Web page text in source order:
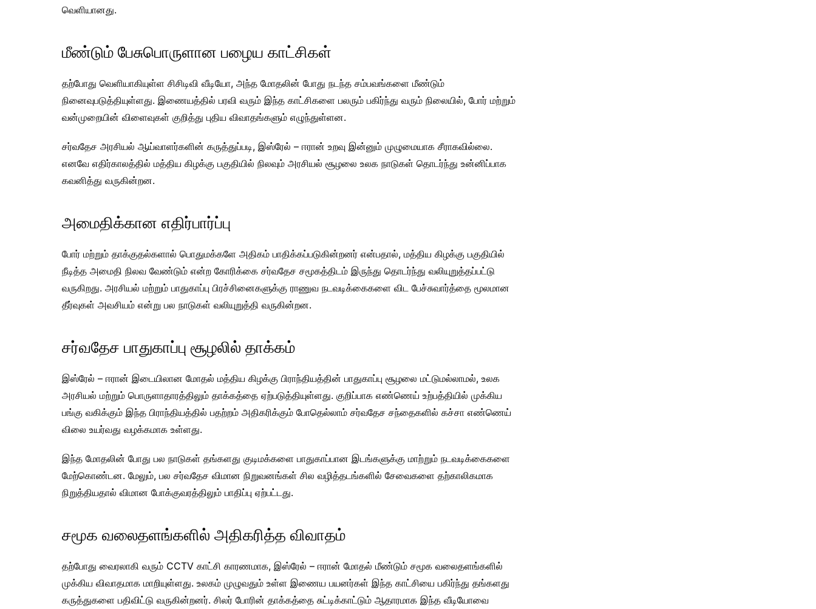
வெளியானது.
மீண்டும் பேசுபொருளான பழைய காட்சிகள்
தற்போது வெளியாகியுள்ள சிசிடிவி வீடியோ, அந்த மோதலின் போது நடந்த சம்பவங்களை மீண்டும்
நினைவுபடுத்தியுள்ளது. இணையத்தில் பரவி வரும் இந்த காட்சிகளை பலரும் பகிர்ந்து வரும் நிலையில், போர் மற்றும்
வன்முறையின் விளைவுகள் குறித்து புதிய விவாதங்களும் எழுந்துள்ளன.
சர்வதேச அரசியல் ஆய்வாளர்களின் கருத்துப்படி, இஸ்ரேல் – ஈரான் உறவு இன்னும் முழுமையாக சீராகவில்லை.
எனவே எதிர்காலத்தில் மத்திய கிழக்கு பகுதியில் நிலவும் அரசியல் சூழலை உலக நாடுகள் தொடர்ந்து உன்னிப்பாக
கவனித்து வருகின்றன.
அமைதிக்கான எதிர்பார்ப்பு
போர் மற்றும் தாக்குதல்களால் பொதுமக்களே அதிகம் பாதிக்கப்படுகின்றனர் என்பதால், மத்திய கிழக்கு பகுதியில்
நீடித்த அமைதி நிலவ வேண்டும் என்ற கோரிக்கை சர்வதேச சமூகத்திடம் இருந்து தொடர்ந்து வலியுறுத்தப்பட்டு
வருகிறது. அரசியல் மற்றும் பாதுகாப்பு பிரச்சினைகளுக்கு ராணுவ நடவடிக்கைகளை விட பேச்சுவார்த்தை மூலமான
தீர்வுகள் அவசியம் என்று பல நாடுகள் வலியுறுத்தி வருகின்றன.
சர்வதேச பாதுகாப்பு சூழலில் தாக்கம்
இஸ்ரேல் – ஈரான் இடையிலான மோதல் மத்திய கிழக்கு பிராந்தியத்தின் பாதுகாப்பு சூழலை மட்டுமல்லாமல், உலக
அரசியல் மற்றும் பொருளாதாரத்திலும் தாக்கத்தை ஏற்படுத்தியுள்ளது. குறிப்பாக எண்ணெய் உற்பத்தியில் முக்கிய
பங்கு வகிக்கும் இந்த பிராந்தியத்தில் பதற்றம் அதிகரிக்கும் போதெல்லாம் சர்வதேச சந்தைகளில் கச்சா எண்ணெய்
விலை உயர்வது வழக்கமாக உள்ளது.
இந்த மோதலின் போது பல நாடுகள் தங்களது குடிமக்களை பாதுகாப்பான இடங்களுக்கு மாற்றும் நடவடிக்கைகளை
மேற்கொண்டன. மேலும், பல சர்வதேச விமான நிறுவனங்கள் சில வழித்தடங்களில் சேவைகளை தற்காலிகமாக
நிறுத்தியதால் விமான போக்குவரத்திலும் பாதிப்பு ஏற்பட்டது.
சமூக வலைதளங்களில் அதிகரித்த விவாதம்
தற்போது வைரலாகி வரும் CCTV காட்சி காரணமாக, இஸ்ரேல் – ஈரான் மோதல் மீண்டும் சமூக வலைதளங்களில்
முக்கிய விவாதமாக மாறியுள்ளது. உலகம் முழுவதும் உள்ள இணைய பயனர்கள் இந்த காட்சியை பகிர்ந்து தங்களது
கருத்துகளை பதிவிட்டு வருகின்றனர். சிலர் போரின் தாக்கத்தை சுட்டிக்காட்டும் ஆதாரமாக இந்த வீடியோவை